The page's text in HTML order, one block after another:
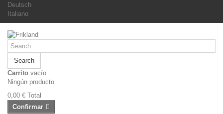
Deutsch
Italiano
Search
Carrito vacío
Ningún producto
0,00 € Total
Confirmar